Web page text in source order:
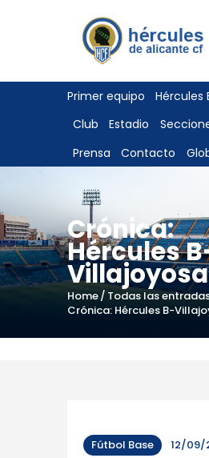
Primer equipo Hércules
Club
Estadio
Prensa
Contacto
Crónica:
Hércules
Home Todas las
Crónica: Hércules B-
ENTRADAS
TIENDA
HÉRCULESCF100
Fútbol Base 12/09/